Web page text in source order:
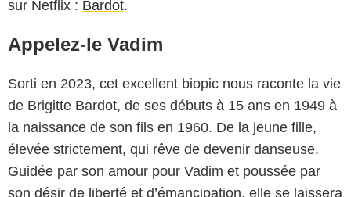
sur Netflix : Bardot.
Appelez-le Vadim
Sorti en 2023, cet excellent biopic nous raconte la vie
de Brigitte Bardot, de ses débuts à 15 ans en 1949 à
la naissance de son fils en 1960. De la jeune fille,
élevée strictement, qui rêve de devenir danseuse.
Guidée par son amour pour Vadim et poussée par
son désir de liberté et d’émancipation, elle se laissera